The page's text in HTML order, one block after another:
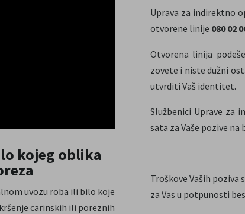
kojeg oblika
uvozu roba ili bilo koje
carinskih ili poreznih
Uprava za indirektno
otvorene linije 080 02
Otvorena linija
zovete i niste dužni
utvrditi Vaš identitet.
Službenici Uprave za
sata za Vaše pozive na
Troškove Vaših poziva
za Vas u potpunosti